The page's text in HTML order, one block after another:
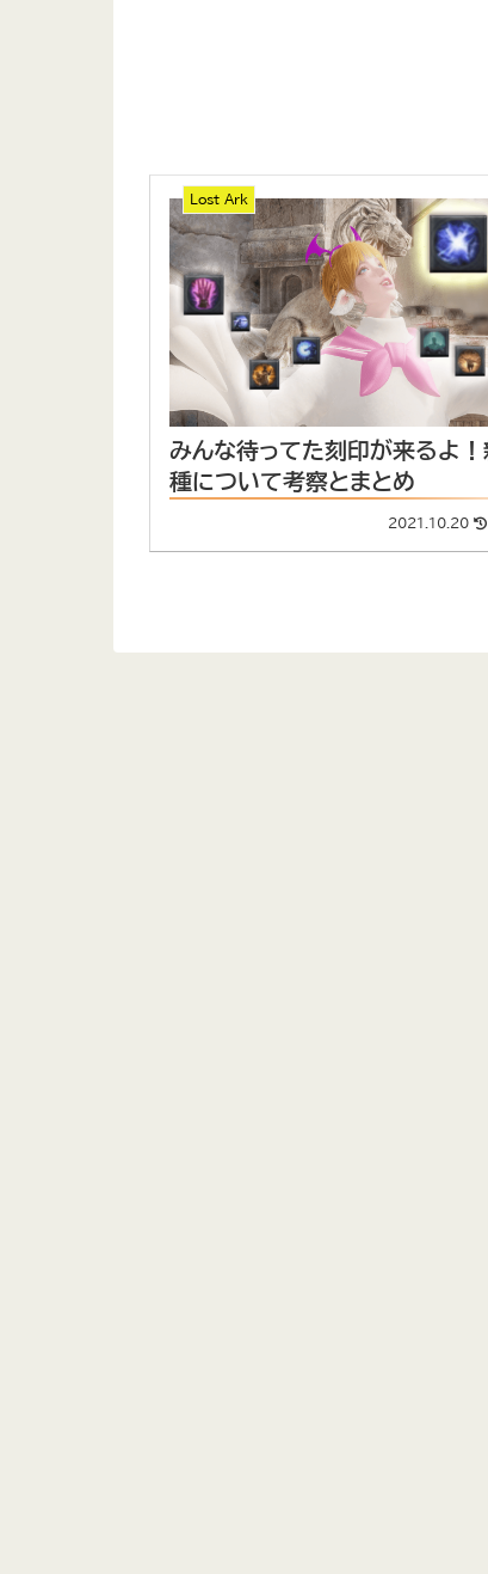
Lost Ark
みんな待ってた刻印が来るよ
種について考察とまとめ
2021.10.20